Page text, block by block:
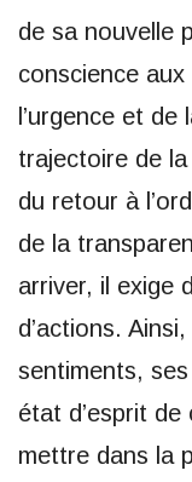
de sa nouvelle
conscience
l’urgence et
trajectoire de
du retour à
de la
arriver, il exige
d’actions.
sentiments,
état d’esprit
mettre dans la